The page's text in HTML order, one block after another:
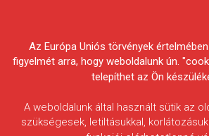
Egyesületek
Az Európa Uniós törvények
figyelmét arra, hogy weboldalunk ún.
telepíthet az Ön
A weboldalunk által használt sütik az
szükségesek, letiltásukkal,